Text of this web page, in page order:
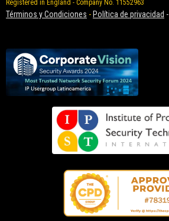
Registered in England - Company No. 11552963
Términos y Condiciones - Política de privacidad -